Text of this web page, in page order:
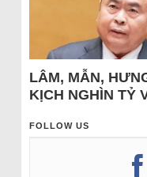
LÂM, MẪN,
KỊCH NGHÌN TỶ
FOLLOW US